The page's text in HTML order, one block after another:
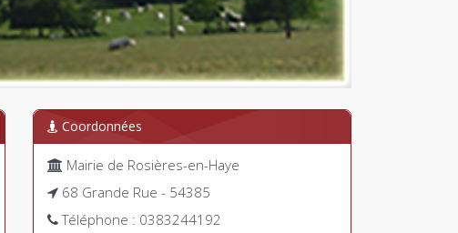
Coordonnées
Mairie de Rosières-en-Haye
68 Grande Rue - 54385
Téléphone : 0383244192